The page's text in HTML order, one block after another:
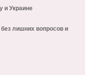
и Украине
лишних вопросов и